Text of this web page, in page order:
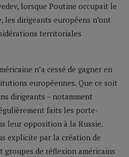
lorsque Poutine occupait le
les dirigeants européens n’ont
territoriales
n’a cessé de gagner en
européennes. Que ce soit
dirigeants – notamment
faits les porte-
leur opposition à la Russie.
explicite par la création de
de réflexion américains